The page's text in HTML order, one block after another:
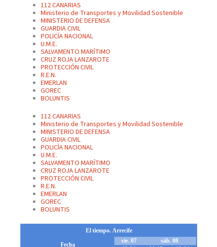
112 CANARIAS
Ministerio de Transportes y Movilidad Sostenible
MINISTERIO DE DEFENSA
GUARDIA CIVIL
POLICÍA NACIONAL
U.M.E.
SALVAMENTO MARÍTIMO
CRUZ ROJA LANZAROTE
PROTECCIÓN CIVIL
R.E.N.
EMERLAN
GOREC
BOLUNTIS
112 CANARIAS
Ministerio de Transportes y Movilidad Sostenible
MINISTERIO DE DEFENSA
GUARDIA CIVIL
POLICÍA NACIONAL
U.M.E.
SALVAMENTO MARÍTIMO
CRUZ ROJA LANZAROTE
PROTECCIÓN CIVIL
R.E.N.
EMERLAN
GOREC
BOLUNTIS